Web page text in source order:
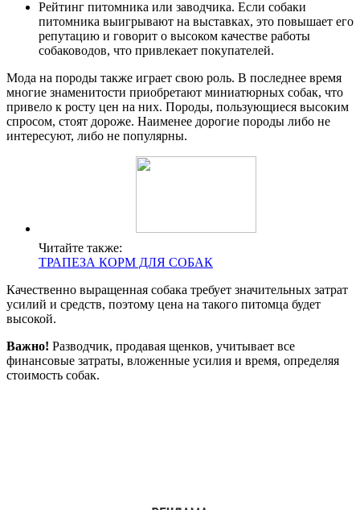
Рейтинг питомника или заводчика. Если собаки
питомника выигрывают на выставках, это повышает его
репутацию и говорит о высоком качестве работы
собаководов, что привлекает покупателей.
Мода на породы также играет свою роль. В последнее время
многие знаменитости приобретают миниатюрных собак, что
привело к росту цен на них. Породы, пользующиеся высоким
спросом, стоят дороже. Наименее дорогие породы либо не
интересуют, либо не популярны.
Читайте также:
ТРАПЕЗА КОРМ ДЛЯ СОБАК
Качественно выращенная собака требует значительных затрат
усилий и средств, поэтому цена на такого питомца будет
высокой.
Важно! Разводчик, продавая щенков, учитывает все
финансовые затраты, вложенные усилия и время, определяя
стоимость собак.